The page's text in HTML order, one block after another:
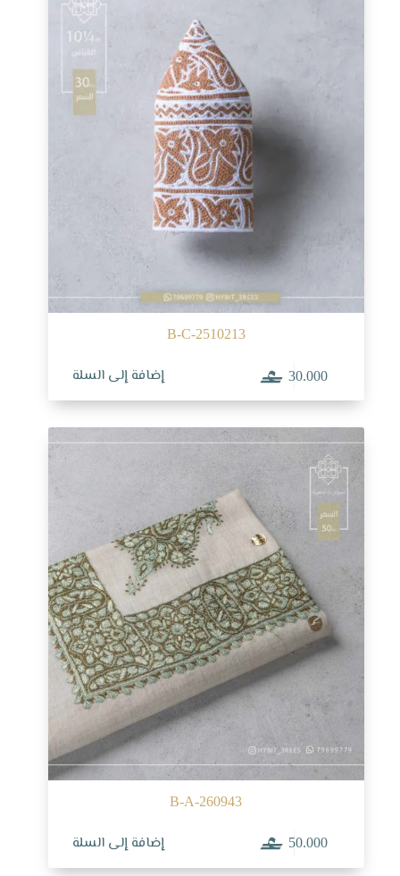
B-C-2510213
30.000 إضافة إلى السلة
B-A-260943
50.000 إضافة إلى السلة